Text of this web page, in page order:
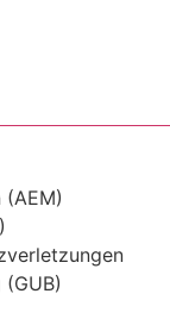
(AEM)